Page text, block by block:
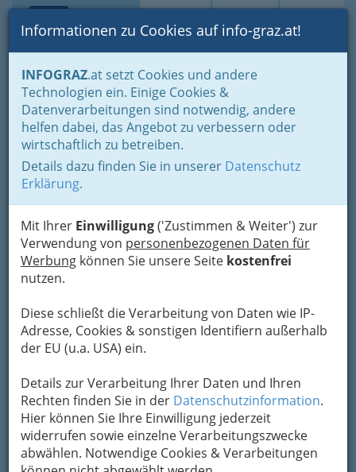
Suche Login Toggle
Informationen zu Cookies auf info-graz.at!
INFOGRAZ.at setzt Cookies und andere
Technologien ein. Einige Cookies &
Datenverarbeitungen sind notwendig, andere
helfen dabei, das Angebot zu verbessern oder
wirtschaftlich zu betreiben.
Details dazu finden Sie in unserer Datenschutz
Erklärung.
Mit Ihrer Einwilligung('Zustimmen & Weiter') zur
Verwendung von personenbezogenen Daten für
Werbung können Sie unsere Seite kostenfrei
nutzen.
Diese schließt die Verarbeitung von Daten wie IP-
Adresse, Cookies & sonstigen Identifiern außerhalb
der EU (u.a. USA) ein.
Details zur Verarbeitung Ihrer Daten und Ihren
Rechten finden Sie in der Datenschutzinformation.
Hier können Sie Ihre Einwilligung jederzeit
widerrufen sowie einzelne Verarbeitungszwecke
abwählen. Notwendige Cookies & Verarbeitungen
Home
Lifestyle
Studieren, Studium: „Student sein in Graz“ - oder Studentin
Heime & studentisches Wohnen - Studentinnenheime und
Studentenheime
Johannes-Kepler-Haus,
Internationales u.
Evangelisches
Studentenheim
Am Rehgrund 4, 8043 Graz
+43 316 327 645 - 0
+43 316 327 646 - 5
Karte
Adresse mit Google Maps anschauen
Kontaktaufnahme